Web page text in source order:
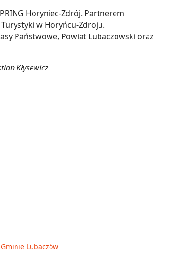
Horyniec-Zdrój. Partnerem
w Horyńcu-Zdroju.
Państwowe, Powiat Lubaczowski oraz
Kłysewicz
Lubaczów